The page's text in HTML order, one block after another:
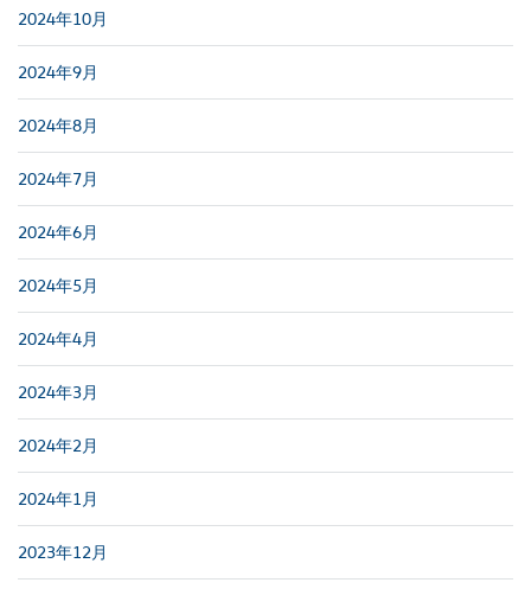
2024年10月
2024年9月
2024年8月
2024年7月
2024年6月
2024年5月
2024年4月
2024年3月
2024年2月
2024年1月
2023年12月